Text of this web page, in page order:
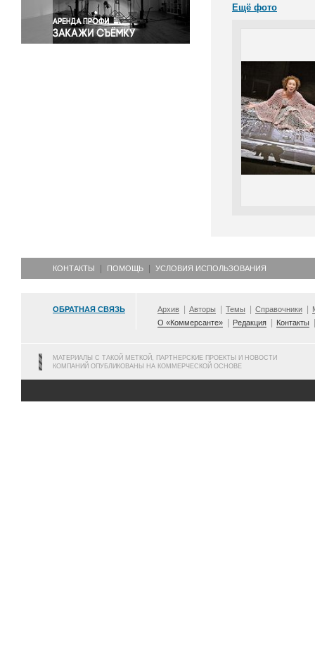
Экономика и бизнес
Ещё фото
КОНТАКТЫ ПОМОЩЬ УСЛОВИЯ ИСПОЛЬЗОВАНИЯ
ОБРАТНАЯ СВЯЗЬ Архив Авторы Темы Справочники
О «Коммерсанте»
Редакция Контакты
МАТЕРИАЛЫ С ТАКОЙ МЕТКОЙ, ПАРТНЕРСКИЕ ПРОЕКТЫ И НОВОСТИ
КОМПАНИЙ ОПУБЛИКОВАНЫ НА КОММЕРЧЕСКОЙ ОСНОВЕ